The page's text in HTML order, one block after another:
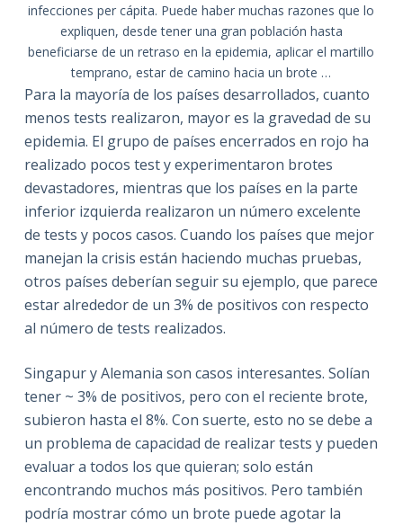
infecciones per cápita. Puede haber muchas razones que lo
expliquen, desde tener una gran población hasta
beneficiarse de un retraso en la epidemia, aplicar el martillo
temprano, estar de camino hacia un brote …
Para la mayoría de los países desarrollados, cuanto
menos tests realizaron, mayor es la gravedad de su
epidemia. El grupo de países encerrados en rojo ha
realizado pocos test y experimentaron brotes
devastadores, mientras que los países en la parte
inferior izquierda realizaron un número excelente
de tests y pocos casos. Cuando los países que mejor
manejan la crisis están haciendo muchas pruebas,
otros países deberían seguir su ejemplo, que parece
estar alrededor de un 3% de positivos con respecto
al número de tests realizados.
Singapur y Alemania son casos interesantes. Solían
tener ~ 3% de positivos, pero con el reciente brote,
subieron hasta el 8%. Con suerte, esto no se debe a
un problema de capacidad de realizar tests y pueden
evaluar a todos los que quieran; solo están
encontrando muchos más positivos. Pero también
podría mostrar cómo un brote puede agotar la